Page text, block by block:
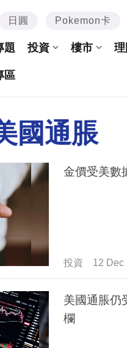
日圓 Pokemon卡
題 投資 樓市
區
國通脹
金價受美數
投資 12 Dec
美國通脹仍
欄